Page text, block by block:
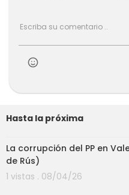
oe
Hasta la próxima
La corrupción del PP en
de Rús)
1 vistas . 08/04/26